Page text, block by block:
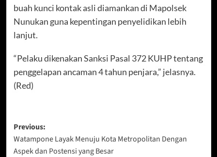
buah kunci kontak asli diamankan di Mapolsek
Nunukan guna kepentingan penyelidikan lebih
lanjut.
“Pelaku dikenakan Sanksi Pasal 372 KUHP tentang
penggelapan ancaman 4 tahun penjara,” jelasnya.
(Red)
Post
navigation
Previous:
Watampone Layak Menuju Kota Metropolitan Dengan
Aspek dan Postensi yang Besar